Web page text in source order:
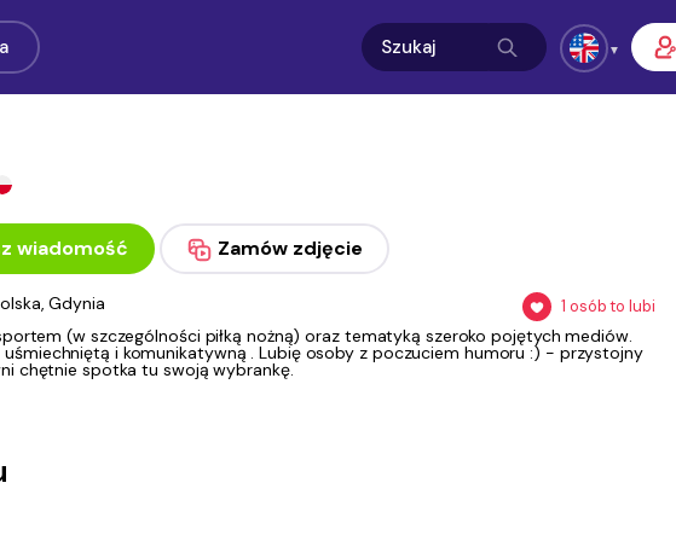
wiadomość Zamów zdjęcie
Gdynia 1 osób to lubi
(w szczególności piłką nożną) oraz tematyką szeroko pojętych mediów.
i komunikatywną . Lubię osoby z poczuciem humoru :) - przystojny
chętnie spotka tu swoją wybrankę.